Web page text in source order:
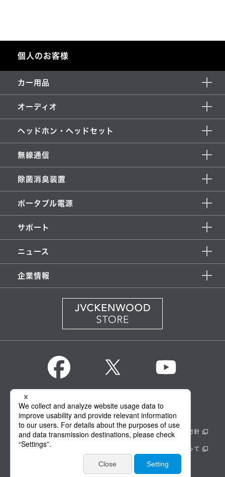
個人のお客様
カー用品
オーディオ
ヘッドホン・ヘッドセット
無線通信
除菌消臭装置
ポータブル電源
サポート
ニュース
企業情報
KENWOOD Global
情報セキュリティ基本方針 製品安全に関する基本方針
正しい表示への取り組み サイトのご利用にあたって